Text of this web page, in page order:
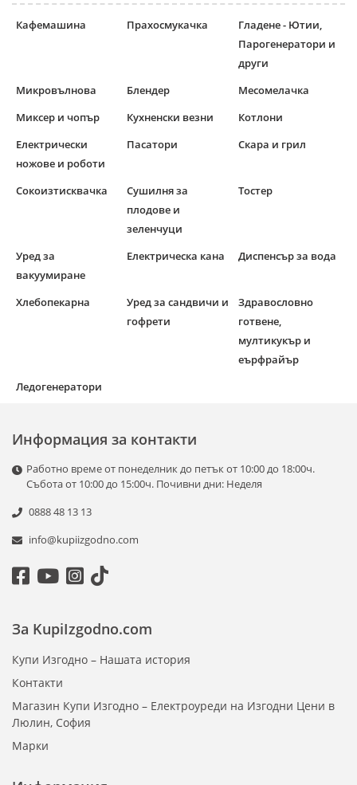
Кафемашина Прахосмукачка
Гладене - Ютии,
Парогенератори и
други
Микровълнова
Блендер
Месомелачка
Миксер и чопър
Кухненски везни
Котлони
Електрически
ножове и роботи
Пасатори Скара и грил
Сокоизтисквачка
Сушилня за
плодове и
зеленчуци
Тостер
Уред за
вакуумиране
Електрическа кана Диспенсър за вода
Хлебопекарна
Уред за сандвичи и
гофрети
Здравословно
готвене,
мултикукър и
еърфрайър
Ледогенератори
Информация за контакти
Работно време от понеделник до петък от 10:00 до 18:00ч.
Събота от 10:00 до 15:00ч. Почивни дни: Неделя
0888 48 13 13
info@kupiizgodno.com
За KupiIzgodno.com
Купи Изгодно – Нашата история
Контакти
Магазин Купи Изгодно – Електроуреди на Изгодни Цени в
Люлин, София
Марки